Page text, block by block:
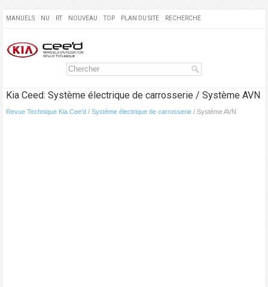
MANUELS NU RT NOUVEAU TOP PLAN DU SITE RECHERCHE
Kia Ceed: Système électrique de carrosserie / Système AVN
Revue Technique Kia Cee'd / Système électrique de carrosserie / Système AVN